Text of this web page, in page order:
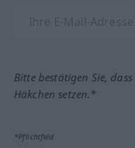
Bitte bestätigen Sie,
Häkchen setzen.*
*Pflichtfeld